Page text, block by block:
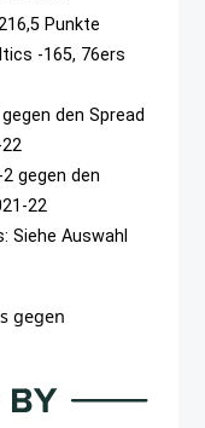
Punkte
-165, 76ers
den Spread
gegen den
22
Siehe Auswahl
gegen